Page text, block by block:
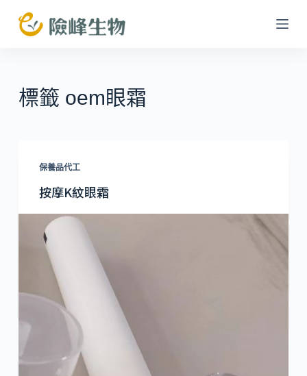
跳
至
內
容
標籤 oem眼霜
保養品代工
按摩K紋眼霜